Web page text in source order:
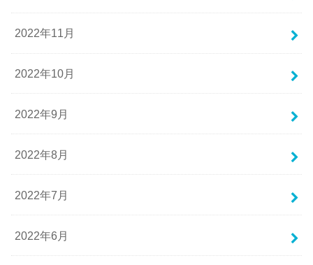
2022年11月
2022年10月
2022年9月
2022年8月
2022年7月
2022年6月